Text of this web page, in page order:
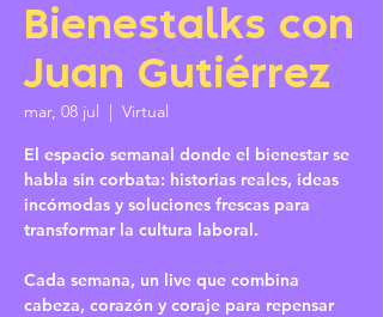
Bienestalks con
Juan Gutiérrez
mar, 08 jul
  |
Virtual
El espacio semanal donde el bienestar se
habla sin corbata: historias reales, ideas
incómodas y soluciones frescas para
transformar la cultura laboral.
Cada semana, un live que combina
cabeza, corazón y coraje para repensar